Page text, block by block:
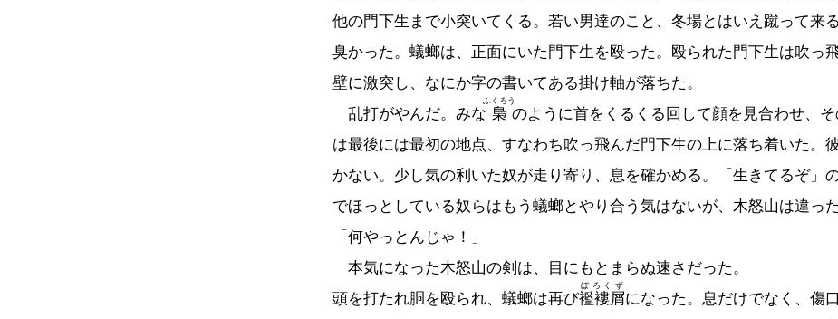
他の門下生まで小突いてくる。若い男達のこと、冬場とはいえ蹴って来
臭かった。蟻螂は、正面にいた門下生を殴った。殴られた門下生は吹っ
壁に激突し、なにか字の書いてある掛け軸が落ちた。
乱打がやんだ。みな 梟
ふくろう
のように首をくるくる回して顔を見合わせ、
は最後には最初の地点、すなわち吹っ飛んだ門下生の上に落ち着いた。
かない。少し気の利いた奴が走り寄り、息を確かめる。「生きてるぞ」
でほっとしている奴らはもう蟻螂とやり合う気はないが、木怒山は違った
「何やっとんじゃ！」
本気になった木怒山の剣は、目にもとまらぬ速さだった。
頭を打たれ胴を殴られ、蟻螂は再び襤褸屑
ぼろくず
になった。息だけでなく、傷